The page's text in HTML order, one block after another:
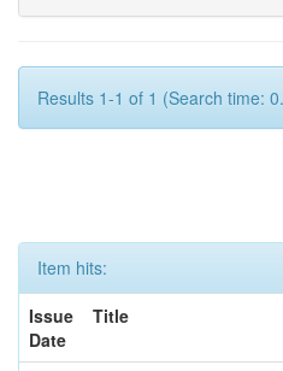
Results 1-1 of 1 (Search time:
Item hits:
Issue
Date
Title